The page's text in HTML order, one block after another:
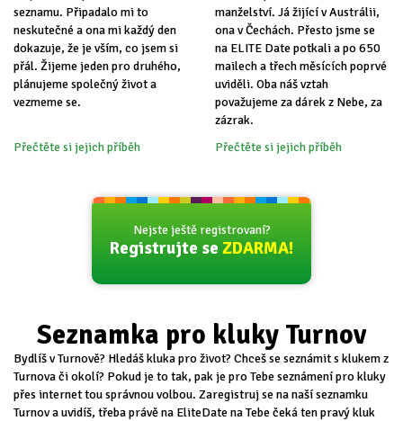
seznamu. Připadalo mi to
neskutečné a ona mi každý den
dokazuje, že je vším, co jsem si
přál. Žijeme jeden pro druhého,
plánujeme společný život a
vezmeme se.
Přečtěte si jejich příběh
manželství. Já žijící v Austrálii,
ona v Čechách. Přesto jsme se
na ELITE Date potkali a po 650
mailech a třech měsících poprvé
uviděli. Oba náš vztah
považujeme za dárek z Nebe, za
zázrak.
Přečtěte si jejich příběh
Nejste ještě registrovaní?
Registrujte se ZDARMA!
Seznamka pro kluky Turnov
Bydlíš v Turnově? Hledáš kluka pro život? Chceš se seznámit s klukem z
Turnova či okolí? Pokud je to tak, pak je pro Tebe seznámení pro kluky
přes internet tou správnou volbou. Zaregistruj se na naší seznamku
Turnov a uvidíš, třeba právě na EliteDate na Tebe čeká ten pravý kluk